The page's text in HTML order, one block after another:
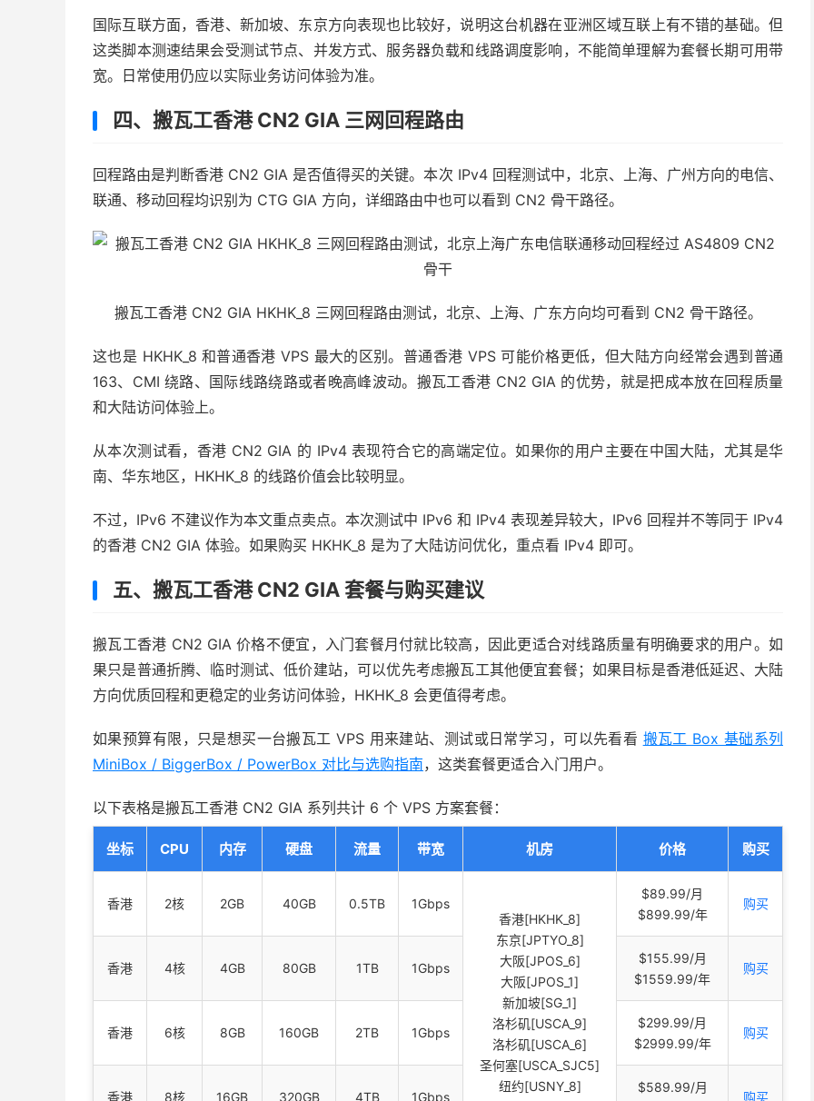
国际互联方面，香港、新加坡、东京方向表现也比较好，说明这台机器在亚洲区域互联上有不错的基础。但
这类脚本测速结果会受测试节点、并发方式、服务器负载和线路调度影响，不能简单理解为套餐长期可用带
宽。日常使用仍应以实际业务访问体验为准。
四、搬瓦工香港 CN2 GIA 三网回程路由
回程路由是判断香港 CN2 GIA 是否值得买的关键。本次 IPv4 回程测试中，北京、上海、广州方向的电信、
联通、移动回程均识别为 CTG GIA 方向，详细路由中也可以看到 CN2 骨干路径。
搬瓦工香港 CN2 GIA HKHK_8 三网回程路由测试，北京、上海、广东方向均可看到 CN2 骨干路径。
这也是 HKHK_8 和普通香港 VPS 最大的区别。普通香港 VPS 可能价格更低，但大陆方向经常会遇到普通
163、CMI 绕路、国际线路绕路或者晚高峰波动。搬瓦工香港 CN2 GIA 的优势，就是把成本放在回程质量
和大陆访问体验上。
从本次测试看，香港 CN2 GIA 的 IPv4 表现符合它的高端定位。如果你的用户主要在中国大陆，尤其是华
南、华东地区，HKHK_8 的线路价值会比较明显。
不过，IPv6 不建议作为本文重点卖点。本次测试中 IPv6 和 IPv4 表现差异较大，IPv6 回程并不等同于 IPv4
的香港 CN2 GIA 体验。如果购买 HKHK_8 是为了大陆访问优化，重点看 IPv4 即可。
五、搬瓦工香港 CN2 GIA 套餐与购买建议
搬瓦工香港 CN2 GIA 价格不便宜，入门套餐月付就比较高，因此更适合对线路质量有明确要求的用户。如
果只是普通折腾、临时测试、低价建站，可以优先考虑搬瓦工其他便宜套餐；如果目标是香港低延迟、大陆
方向优质回程和更稳定的业务访问体验，HKHK_8 会更值得考虑。
如果预算有限，只是想买一台搬瓦工 VPS 用来建站、测试或日常学习，可以先看看 搬瓦工 Box 基础系列
MiniBox / BiggerBox / PowerBox 对比与选购指南，这类套餐更适合入门用户。
以下表格是搬瓦工香港 CN2 GIA 系列共计 6 个 VPS 方案套餐：
坐标 CPU 内存 硬盘 流量 带宽 机房 价格 购买
香港 2核 2GB 40GB 0.5TB
1Gbps
香港[HKHK_8]
东京[JPTYO_8]
大阪[JPOS_6]
大阪[JPOS_1]
新加坡[SG_1]
洛杉矶[USCA_9]
洛杉矶[USCA_6]
圣何塞[USCA_SJC5]
纽约[USNY_8]
$89.99/月
$899.99/年
购买
香港 4核 4GB 80GB 1TB 1Gbps
$155.99/月
$1559.99/年
购买
香港 6核 8GB 160GB 2TB 1Gbps
$299.99/月
$2999.99/年
购买
香港 8核 16GB 320GB 4TB 1Gbps
$589.99/月
购买